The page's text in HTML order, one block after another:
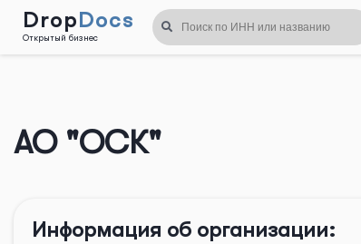
DropDocs
Открытый бизнес
АО "ОСК"
Информация об организации: